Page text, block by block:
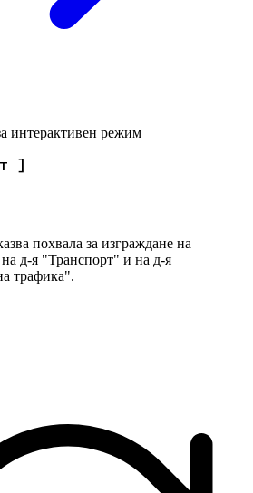
интерактивен режим
]
похвала за изграждане на
д-я "Транспорт" и на д-я
трафика".